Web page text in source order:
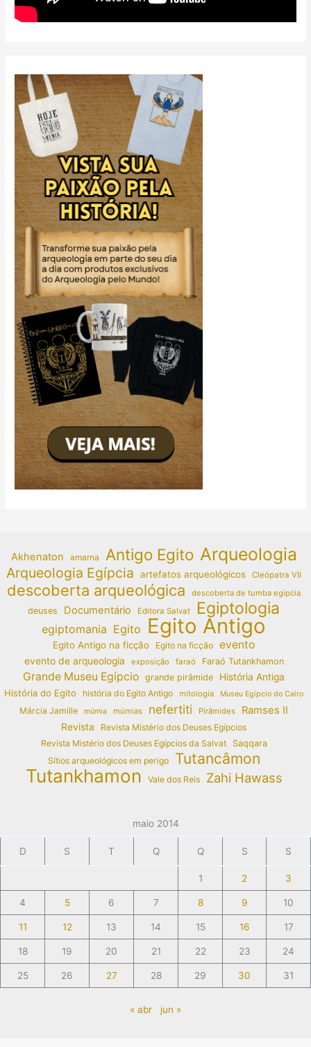
Akhenaton amarna Antigo Egito Arqueologia
Arqueologia Egípcia artefatos arqueológicos Cleópatra VII
descoberta arqueológica descoberta de tumba egípcia
deuses Documentário Editora Salvat Egiptologia
egiptomania Egito Egito Antigo
Egito Antigo na ficção Egito na ficção evento
evento de arqueologia exposição faraó Faraó Tutankhamon
Grande Museu Egípcio grande pirâmide
História Antiga
História do Egito
história do Egito Antigo mitologia Museu Egípcio do Cairo
Márcia Jamille múmia múmias nefertiti Pirâmides Ramses II
Revista
Revista Mistério dos Deuses Egípcios
Revista Mistério dos Deuses Egípcios da Salvat
Saqqara
Sítios arqueológicos em perigo
Tutancâmon
Tutankhamon Vale dos Reis Zahi Hawass
maio 2014
D S T Q Q S S
1 2 3
4 5 6 7 8 9 10
11 12 13 14 15 16 17
18 19 20 21 22 23 24
25 26 27 28 29 30 31
« abr jun »